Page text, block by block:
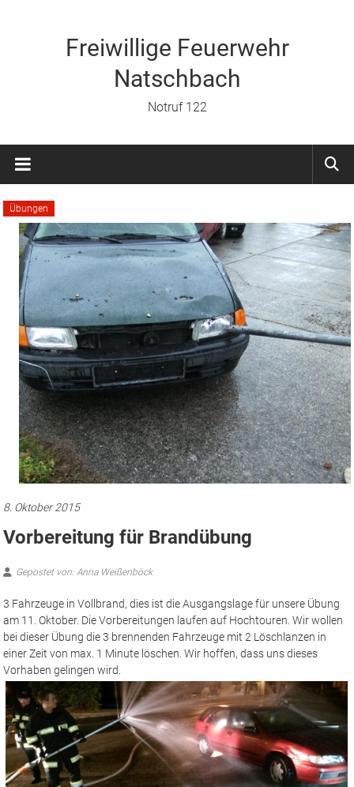
Freiwillige Feuerwehr
Natschbach
Notruf 122
Übungen
8. Oktober 2015
Vorbereitung für Brandübung
Gepostet von: Anna Weißenböck
3 Fahrzeuge in Vollbrand, dies ist die Ausgangslage für unsere Übung
am 11. Oktober. Die Vorbereitungen laufen auf Hochtouren. Wir wollen
bei dieser Übung die 3 brennenden Fahrzeuge mit 2 Löschlanzen in
einer Zeit von max. 1 Minute löschen. Wir hoffen, dass uns dieses
Vorhaben gelingen wird.